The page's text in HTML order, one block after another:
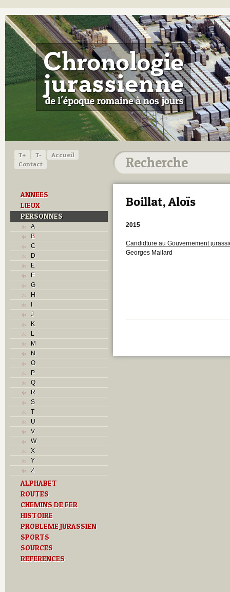
T+ T-
Accueil
Contact
ANNEES
LIEUX
PERSONNES
A
B
C
D
E
F
G
H
I
J
K
L
M
N
O
P
Q
R
S
T
U
V
W
X
Y
Z
ALPHABET
ROUTES
CHEMINS DE FER
HISTOIRE
PROBLEME JURASSIEN
SPORTS
SOURCES
REFERENCES
Boillat, Aloïs
2015
Candidture au Gouvernement
Georges Mailard